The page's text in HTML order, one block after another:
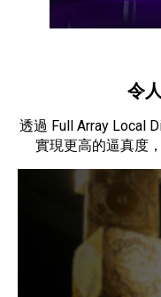
令
透過 Full Array Local
實現更高的逼真度